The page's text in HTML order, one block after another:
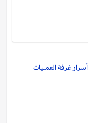
أسرار غرفة العمليات